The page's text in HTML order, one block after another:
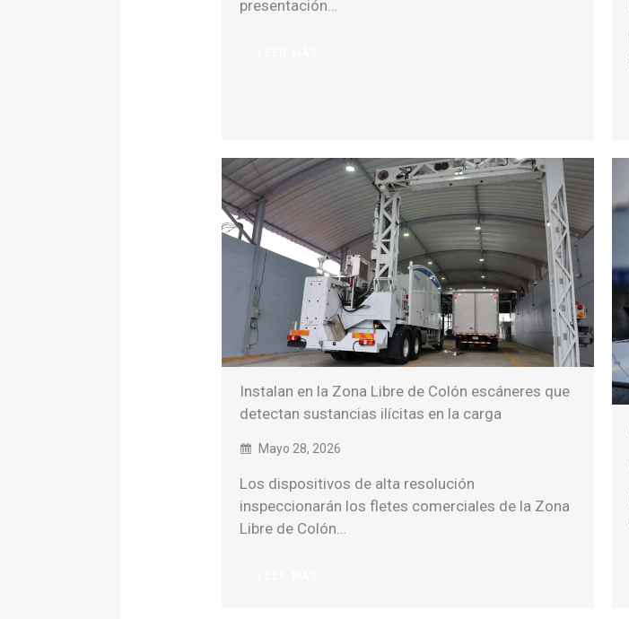
presentación…
Instalan en la Zona Libre de Colón escáneres que
detectan sustancias ilícitas en la carga
Mayo 28, 2026
Los dispositivos de alta resolución
inspeccionarán los fletes comerciales de la Zona
Libre de Colón…